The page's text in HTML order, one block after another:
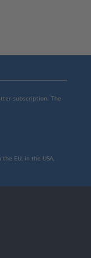
subscription. The
EU, in the USA,